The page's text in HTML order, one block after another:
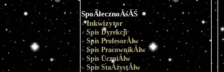
SpoÂłecznoÂśĂŚ
Inkwizytor
Spis Dyrekcji
Spis ProfesorĂłw
Spis PracownikĂłw
Spis UczniĂłw
Spis StaÂżystĂłw